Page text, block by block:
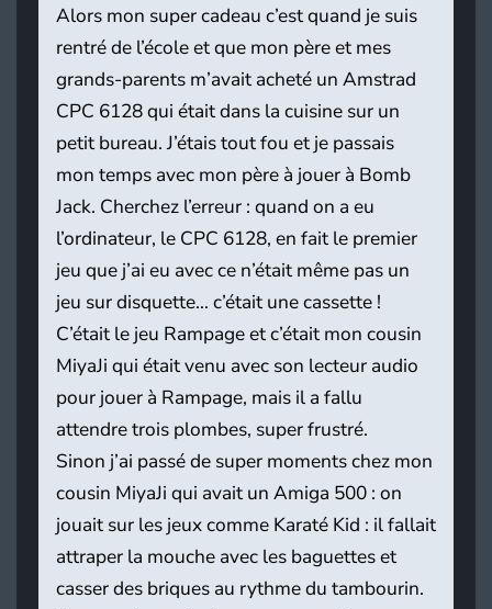
Alors mon super cadeau c’est quand je suis
rentré de l’école et que mon père et mes
grands-parents m’avait acheté un Amstrad
CPC 6128 qui était dans la cuisine sur un
petit bureau. J’étais tout fou et je passais
mon temps avec mon père à jouer à Bomb
Jack. Cherchez l’erreur : quand on a eu
l’ordinateur, le CPC 6128, en fait le premier
jeu que j’ai eu avec ce n’était même pas un
jeu sur disquette… c’était une cassette !
C’était le jeu Rampage et c’était mon cousin
MiyaJi qui était venu avec son lecteur audio
pour jouer à Rampage, mais il a fallu
attendre trois plombes, super frustré.
Sinon j’ai passé de super moments chez mon
cousin MiyaJi qui avait un Amiga 500 : on
jouait sur les jeux comme Karaté Kid : il fallait
attraper la mouche avec les baguettes et
casser des briques au rythme du tambourin.